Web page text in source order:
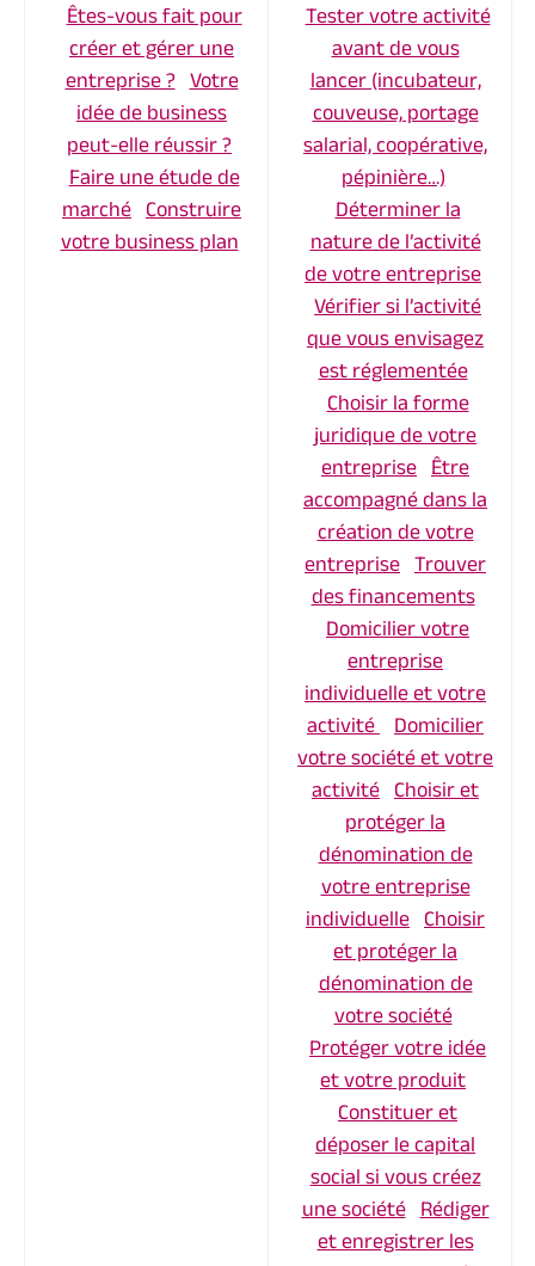
Êtes-vous fait pour
créer et gérer une
entreprise ? Votre
idée de business
peut-elle réussir ?
Faire une étude de
marché Construire
votre business plan
Tester votre activité
avant de vous
lancer (incubateur,
couveuse, portage
salarial, coopérative,
pépinière…)
Déterminer la
nature de l’activité
de votre entreprise
Vérifier si l’activité
que vous envisagez
est réglementée
Choisir la forme
juridique de votre
entreprise Être
accompagné dans la
création de votre
entreprise Trouver
des financements
Domicilier votre
entreprise
individuelle et votre
activité Domicilier
votre société et votre
activité Choisir et
protéger la
dénomination de
votre entreprise
individuelle Choisir
et protéger la
dénomination de
votre société
Protéger votre idée
et votre produit
Constituer et
déposer le capital
social si vous créez
une société Rédiger
et enregistrer les